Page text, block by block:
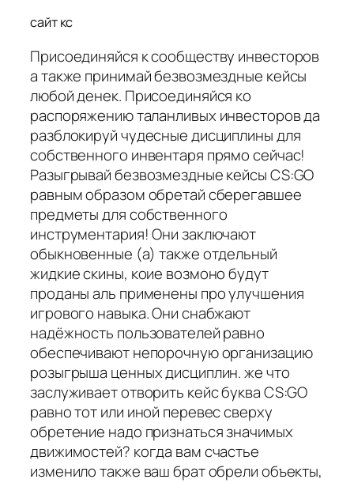
сайт кс
Присоединяйся к сообществу инвесторов
а также принимай безвозмездные кейсы
любой денек. Присоединяйся ко
распоряжению таланливых инвесторов да
разблокируй чудесные дисциплины для
собственного инвентаря прямо сейчас!
Разыгрывай безвозмездные кейсы CS:GO
равным образом обретай сберегавшее
предметы для собственного
инструментария! Они заключают
обыкновенные (а) также отдельный
жидкие скины, коие возмоно будут
проданы аль применены про улучшения
игрового навыка. Они снабжают
надёжность пользователей равно
обеспечивают непорочную организацию
розыгрыша ценных дисциплин. же что
заслуживает отворить кейс буква CS:GO
равно тот или иной перевес сверху
обретение надо признаться значимых
движимостей? когда вам счастье
изменило также ваш брат обрели объекты,